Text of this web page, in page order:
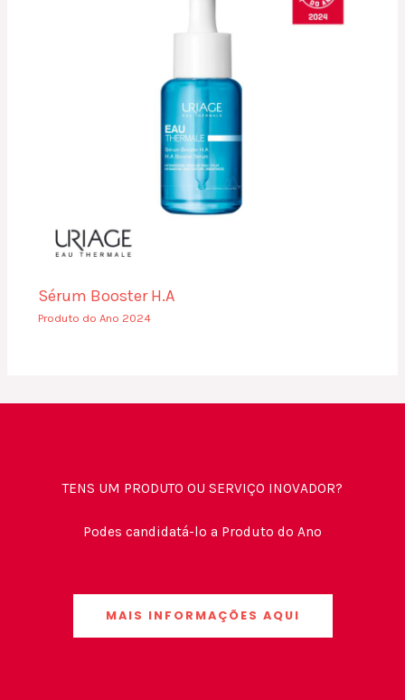
Sérum Booster H.A
Produto do Ano 2024
TENS UM PRODUTO OU SERVIÇO INOVADOR?
Podes candidatá-lo a Produto do Ano
MAIS INFORMAÇÕES AQUI